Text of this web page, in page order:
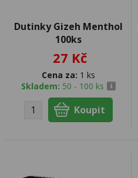
Dutinky Gizeh Menthol
100ks
27 Kč
Cena za: 1 ks
Skladem: 50 - 100 ks